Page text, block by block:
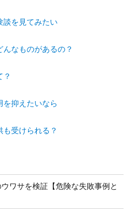
談を見てみたい
なものがあるの？
？
を抑えたいなら
受けられる？
ワサを検証【危険な失敗事例と